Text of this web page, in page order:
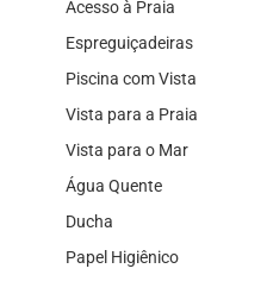
Acesso à Praia
Espreguiçadeiras
Piscina com Vista
Vista para a Praia
Vista para o Mar
Água Quente
Ducha
Papel Higiênico